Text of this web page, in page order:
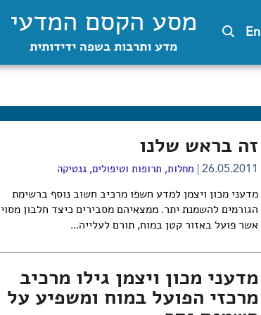
En מסע הקסם המדעי
מדע ותרבות בשפה ידידותית
זה בראש שלנו
26.05.2011 מחלות, תרופות וטיפולים,גנטיקה
מדעני מכון ויצמן למדע חשפו מרכיב חשוב נוסף ברשימת
הגורמים להשמנת יתר. ממצאיהם מסבירים כיצד חלבון
אשר פועל באזור קטן במוח, תורם לעלייה...
מדעני מכון ויצמן גילו מרכיב
מרכזי הפועל במוח ומשפיע על